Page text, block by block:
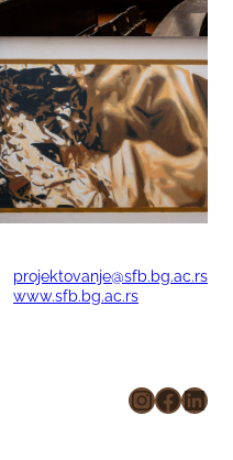
projektovanje@sfb.bg.ac.rs
www.sfb.bg.ac.rs